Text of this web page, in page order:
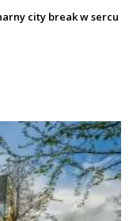
city break w sercu